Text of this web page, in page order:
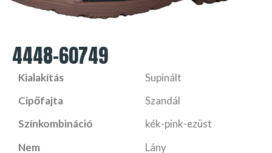
4448-60749
Kialakítás
Supinált
Cipőfajta
Szandál
Színkombináció
kék-pink-ezüst
Nem
Lány